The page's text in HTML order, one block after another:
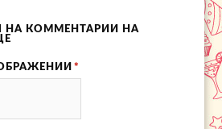
НА КОММЕНТАРИИ НА
*